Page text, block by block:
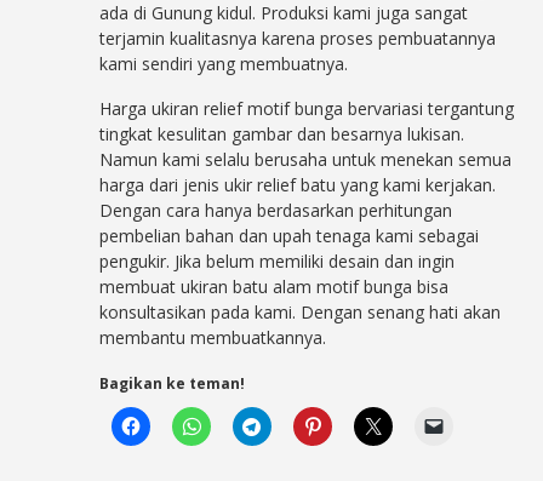
ada di Gunung kidul. Produksi kami juga sangat
terjamin kualitasnya karena proses pembuatannya
kami sendiri yang membuatnya.
Harga ukiran relief motif bunga bervariasi tergantung
tingkat kesulitan gambar dan besarnya lukisan.
Namun kami selalu berusaha untuk menekan semua
harga dari jenis ukir relief batu yang kami kerjakan.
Dengan cara hanya berdasarkan perhitungan
pembelian bahan dan upah tenaga kami sebagai
pengukir. Jika belum memiliki desain dan ingin
membuat ukiran batu alam motif bunga bisa
konsultasikan pada kami. Dengan senang hati akan
membantu membuatkannya.
Bagikan ke teman!